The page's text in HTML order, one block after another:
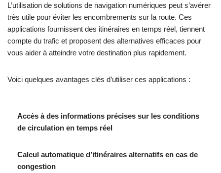
L’utilisation de solutions de navigation numériques peut s’avérer
très utile pour éviter les encombrements sur la route. Ces
applications fournissent des itinéraires en temps réel, tiennent
compte du trafic et proposent des alternatives efficaces pour
vous aider à atteindre votre destination plus rapidement.
Voici quelques avantages clés d’utiliser ces applications :
Accès à des informations précises sur les conditions
de circulation en temps réel
Calcul automatique d’itinéraires alternatifs en cas de
congestion